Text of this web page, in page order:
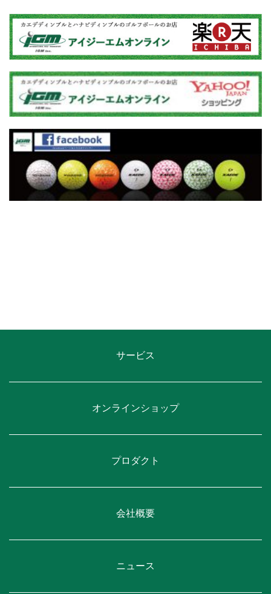
サービス
オンラインショップ
プロダクト
会社概要
ニュース